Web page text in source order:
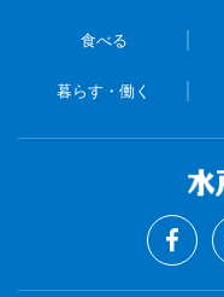
食べる
暮らす・働く